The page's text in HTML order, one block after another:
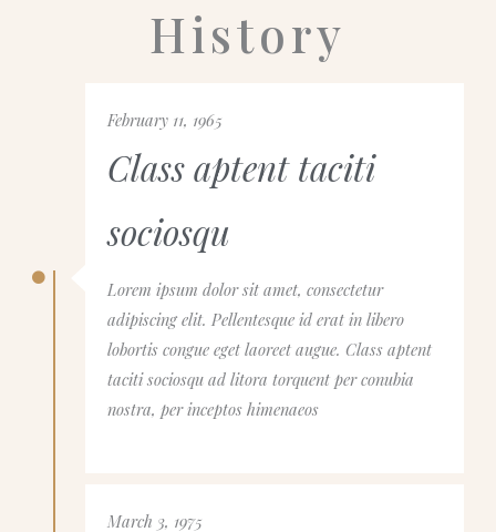
History
February 11, 1965
Class aptent taciti
sociosqu
Lorem ipsum dolor sit amet, consectetur
adipiscing elit. Pellentesque id erat in libero
lobortis congue eget laoreet augue. Class aptent
taciti sociosqu ad litora torquent per conubia
nostra, per inceptos himenaeos
March 3, 1975